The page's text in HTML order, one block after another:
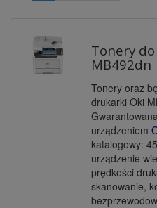
Tonery
MB492dn
Tonery oraz
drukarki Oki
urządzeniem
katalogowy:
urządzenie
prędkości
skanowanie,